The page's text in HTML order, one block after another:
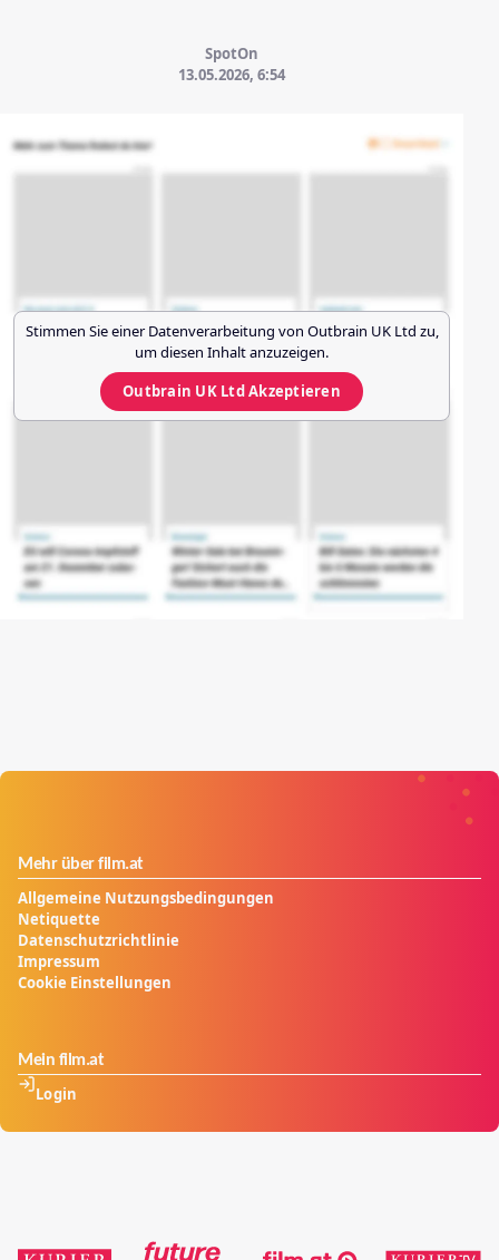
SpotOn
13.05.2026, 6:54
Stimmen Sie einer Datenverarbeitung von Outbrain UK Ltd zu,
um diesen Inhalt anzuzeigen.
Outbrain UK Ltd Akzeptieren
Mehr über film.at
Allgemeine Nutzungsbedingungen
Netiquette
Datenschutzrichtlinie
Impressum
Cookie Einstellungen
Mein film.at
Login